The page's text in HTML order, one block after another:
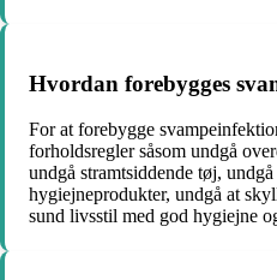
Hvordan forebygges
For at forebygge
forholdsregler såsom undgå
undgå stramtsiddende tøj,
hygiejneprodukter, undgå at
sund livsstil med god hygiejne